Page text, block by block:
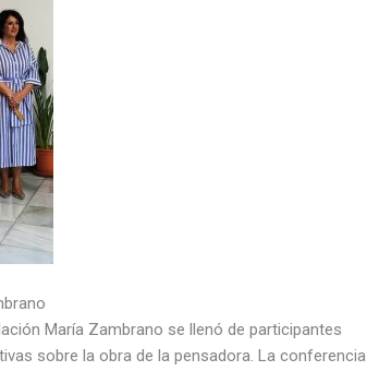
María Zambrano se llenó de participantes
sobre la obra de la pensadora. La conferencia